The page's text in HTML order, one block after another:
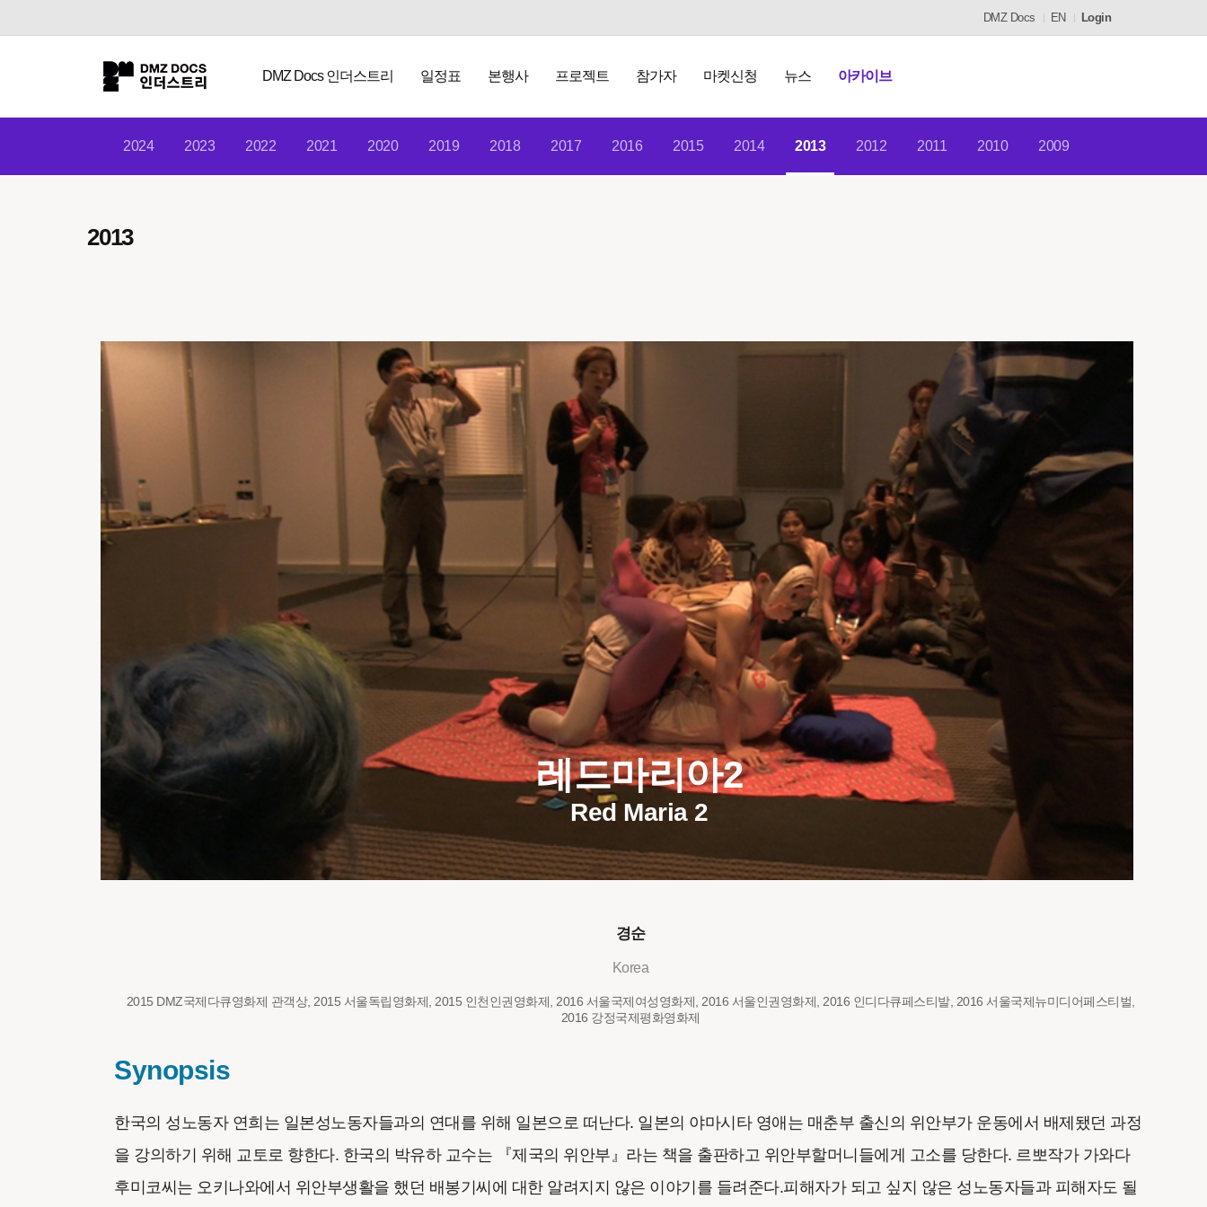
DMZ Docs EN Login
DMZ Docs 인더스트리 일정표 본행사 프로젝트 참가자 마켓신청 뉴스 아카이브
2024 2023 2022 2021 2020 2019 2018 2017 2016 2015 2014 2013 2012 2011 2010 2009
2013
레드마리아2
Red Maria 2
경순
Korea
2015 DMZ국제다큐영화제 관객상, 2015 서울독립영화제, 2015 인천인권영화제, 2016 서울국제여성영화제, 2016 서울인권영화제, 2016 인디다큐페스티발, 2016 서울국제뉴미디어페스티벌,
2016 강정국제평화영화제
Synopsis
한국의 성노동자 연희는 일본성노동자들과의 연대를 위해 일본으로 떠난다. 일본의 야마시타 영애는 매춘부 출신의 위안부가 운동에서 배제됐던 과정
을 강의하기 위해 교토로 향한다. 한국의 박유하 교수는 『제국의 위안부』라는 책을 출판하고 위안부할머니들에게 고소를 당한다. 르뽀작가 가와다
후미코씨는 오키나와에서 위안부생활을 했던 배봉기씨에 대한 알려지지 않은 이야기를 들려준다.피해자가 되고 싶지 않은 성노동자들과 피해자도 될